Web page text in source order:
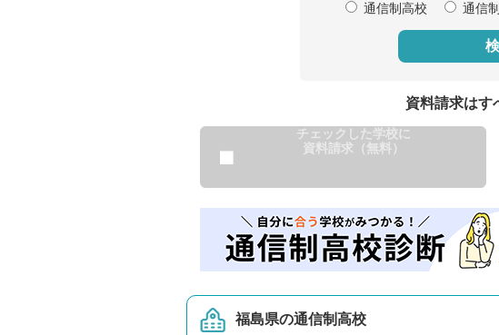
通信制高校 通信
資料請求はす
チェックした学校に
資料請求（無料）
福島県の通信制高校